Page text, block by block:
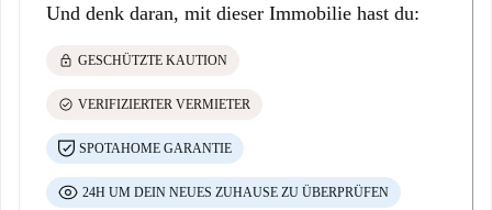
Und denk daran, mit dieser Immobilie hast du:
lock GESCHÜTZTE KAUTION
check_circle VERIFIZIERTER VERMIETER
SPOTAHOME GARANTIE
24H UM DEIN NEUES ZUHAUSE ZU ÜBERPRÜFEN